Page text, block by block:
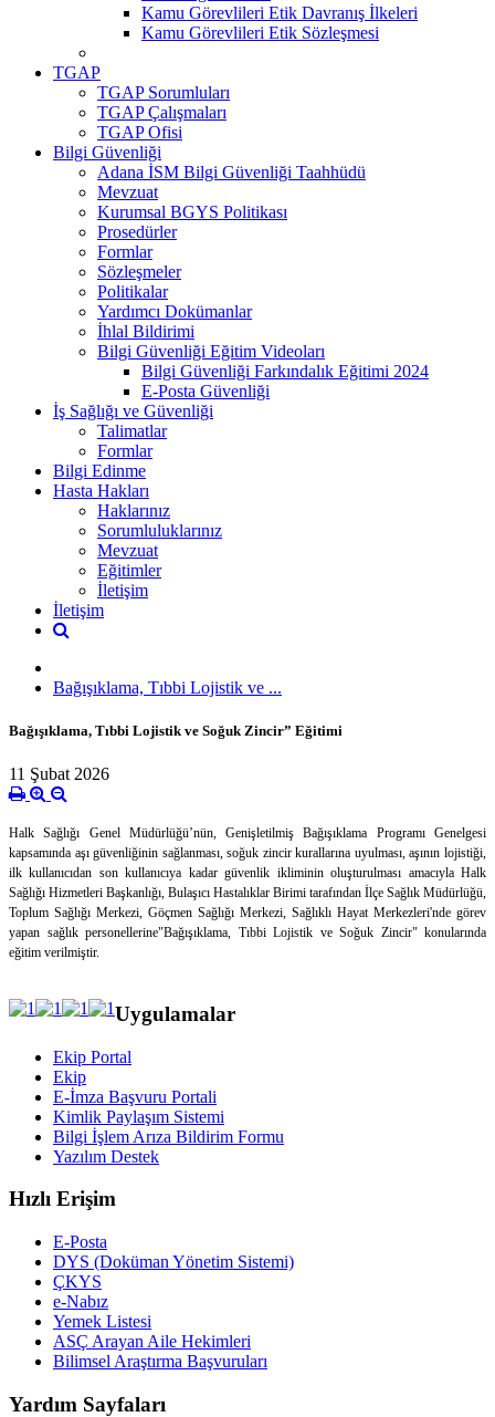
Kamu Görevlileri Etik Davranış İlkeleri
Kamu Görevlileri Etik Sözleşmesi
TGAP
TGAP Sorumluları
TGAP Çalışmaları
TGAP Ofisi
Bilgi Güvenliği
Adana İSM Bilgi Güvenliği Taahhüdü
Mevzuat
Kurumsal BGYS Politikası
Prosedürler
Formlar
Sözleşmeler
Politikalar
Yardımcı Dokümanlar
İhlal Bildirimi
Bilgi Güvenliği Eğitim Videoları
Bilgi Güvenliği Farkındalık Eğitimi 2024
E-Posta Güvenliği
İş Sağlığı ve Güvenliği
Talimatlar
Formlar
Bilgi Edinme
Hasta Hakları
Haklarınız
Sorumluluklarınız
Mevzuat
Eğitimler
İletişim
İletişim
Bağışıklama, Tıbbi Lojistik ve ...
Bağışıklama, Tıbbi Lojistik ve Soğuk Zincir” Eğitimi
11 Şubat 2026
Halk Sağlığı Genel Müdürlüğü’nün, Genişletilmiş Bağışıklama Programı Genelgesi
kapsamında aşı güvenliğinin sağlanması, soğuk zincir kurallarına uyulması, aşının lojistiği,
ilk kullanıcıdan son kullanıcıya kadar güvenlik ikliminin oluşturulması amacıyla Halk
Sağlığı Hizmetleri Başkanlığı, Bulaşıcı Hastalıklar Birimi tarafından İlçe Sağlık Müdürlüğü,
Toplum Sağlığı Merkezi, Göçmen Sağlığı Merkezi, Sağlıklı Hayat Merkezleri'nde görev
yapan sağlık personellerine"Bağışıklama, Tıbbi Lojistik ve Soğuk Zincir" konularında
eğitim verilmiştir.
Uygulamalar
Ekip Portal
Ekip
E-İmza Başvuru Portali
Kimlik Paylaşım Sistemi
Bilgi İşlem Arıza Bildirim Formu
Yazılım Destek
Hızlı Erişim
E-Posta
DYS (Doküman Yönetim Sistemi)
ÇKYS
e-Nabız
Yemek Listesi
ASÇ Arayan Aile Hekimleri
Bilimsel Araştırma Başvuruları
Yardım Sayfaları